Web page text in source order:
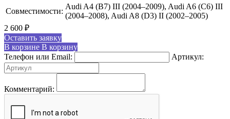
Совместимости:
Audi A4 (B7) III (2004–2009), Audi A6 (C6) III
(2004–2008), Audi A8 (D3) II (2002–2005)
2 600 ₽
Оставить заявку
В корзине В корзину
Телефон или Email:
Артикул:
Комментарий: